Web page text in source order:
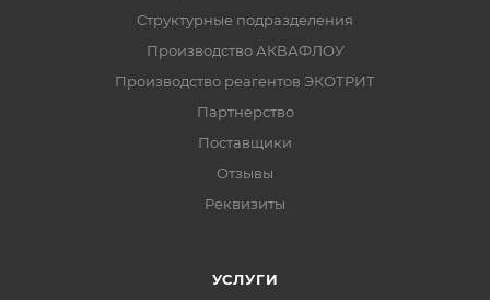
Структурные подразделения
Производство АКВАФЛОУ
Производство реагентов ЭКОТРИТ
Партнерство
Поставщики
Отзывы
Реквизиты
УСЛУГИ